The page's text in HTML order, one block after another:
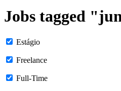
Jobs tagged
Estágio
Freelance
Full-Time